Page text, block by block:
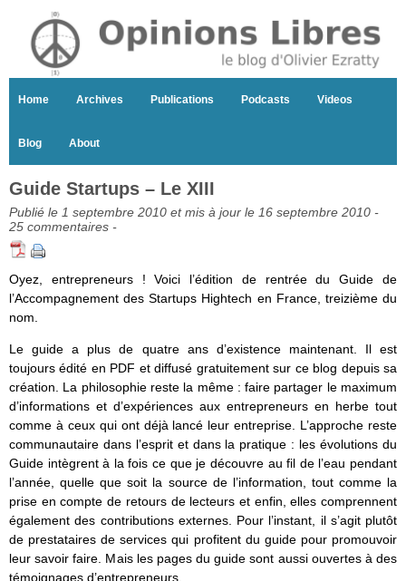
Home Archives Publications Podcasts Videos
Blog About
Guide Startups – Le XIII
Publié le 1 septembre 2010 et mis à jour le 16 septembre 2010 -
25 commentaires -
Oyez, entrepreneurs ! Voici l’édition de rentrée du Guide de
l’Accompagnement des Startups Hightech en France, treizième du
nom.
Le guide a plus de quatre ans d’existence maintenant. Il est
toujours édité en PDF et diffusé gratuitement sur ce blog depuis sa
création. La philosophie reste la même : faire partager le maximum
d’informations et d’expériences aux entrepreneurs en herbe tout
comme à ceux qui ont déjà lancé leur entreprise. L’approche reste
communautaire dans l’esprit et dans la pratique : les évolutions du
Guide intègrent à la fois ce que je découvre au fil de l’eau pendant
l’année, quelle que soit la source de l’information, tout comme la
prise en compte de retours de lecteurs et enfin, elles comprennent
également des contributions externes. Pour l’instant, il s’agit plutôt
de prestataires de services qui profitent du guide pour promouvoir
leur savoir faire. Mais les pages du guide sont aussi ouvertes à des
témoignages d’entrepreneurs.